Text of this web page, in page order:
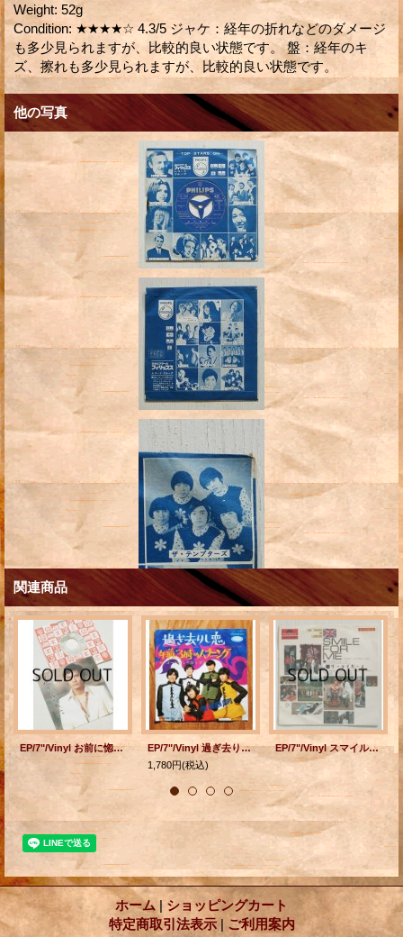
Weight: 52g
Condition: ★★★★☆ 4.3/5 ジャケ：経年の折れなどのダメージ
も多少見られますが、比較的良い状態です。 盤：経年のキ
ズ、擦れも多少見られますが、比較的良い状態です。
他の写真
関連商品
EP/7"/Vinyl お前に惚れた/ 兄貴のブギ 萩原健一 水谷豊 (1975) elekitra
EP/7"/Vinyl 過ぎ去りし恋/午前3時のハプニング ザ・ゴールデン・カップス (1968) Capitol
1,780円(税込)
EP/7"/Vinyl スマイル・フォー・ミー 淋しい雨 ザ・タイガース (1969) polydor
ホーム | ショッピングカート
特定商取引法表示 | ご利用案内